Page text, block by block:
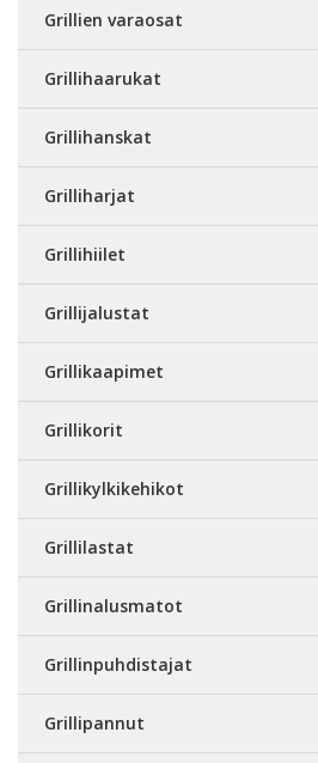
Grillien varaosat
Grillihaarukat
Grillihanskat
Grilliharjat
Grillihiilet
Grillijalustat
Grillikaapimet
Grillikorit
Grillikylkikehikot
Grillilastat
Grillinalusmatot
Grillinpuhdistajat
Grillipannut